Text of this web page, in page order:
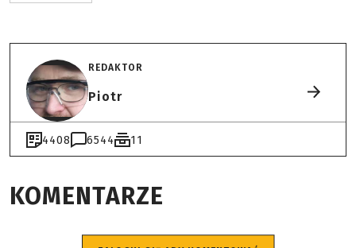
REDAKTOR
Piotr
4408 6544 11
KOMENTARZE